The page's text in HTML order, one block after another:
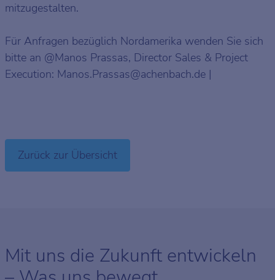
mitzugestalten.
Für Anfragen bezüglich Nordamerika wenden Sie sich
bitte an @Manos Prassas, Director Sales & Project
Execution: Manos.Prassas@achenbach.de |
Zurück zur Übersicht
Mit uns die Zukunft entwickeln